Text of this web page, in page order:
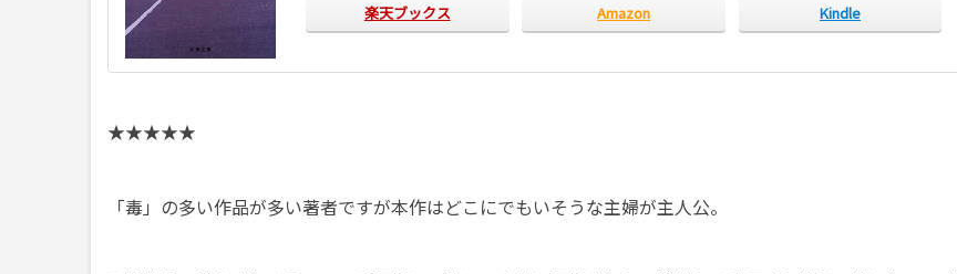
楽天ブックス Amazon Kindle
★★★★★
「毒」の多い作品が多い著者ですが本作はどこにでもいそうな主婦が主人公。